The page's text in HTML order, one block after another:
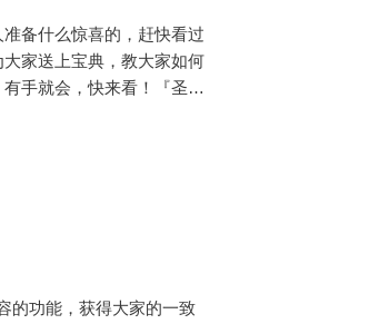
备什么惊喜的，赶快看过
家送上宝典，教大家如何
手就会，快来看！『圣诞
的功能，获得大家的一致